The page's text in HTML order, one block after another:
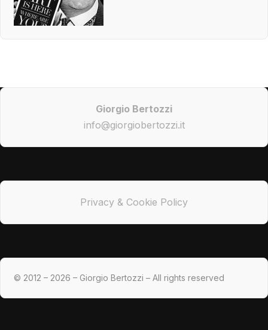
Giorgio Bertozzi
info@giorgiobertozzi.it
Privacy & Cookie Policy
© 2012 – 2026 – Giorgio Bertozzi – All rights reserved